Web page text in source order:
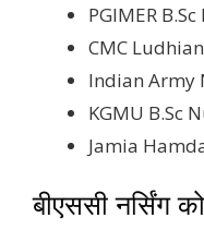
PGIMER
CMC
Indian Army
KGMU B.Sc
Jamia
बीएससी नर्सिंग